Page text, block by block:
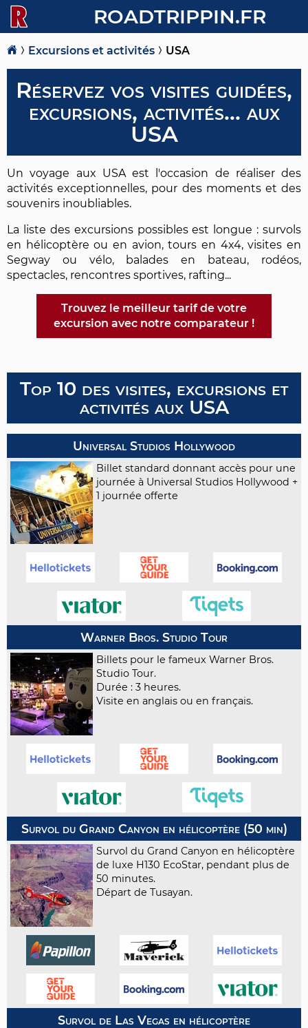
ROADTRIPPIN.FR
Excursions et activités USA
Réservez vos visites guidées,
excursions, activités... aux
USA
Un voyage aux USA est l'occasion de réaliser des
activités exceptionnelles, pour des moments et des
souvenirs inoubliables.
La liste des excursions possibles est longue : survols
en hélicoptère ou en avion, tours en 4x4, visites en
Segway ou vélo, balades en bateau, rodéos,
spectacles, rencontres sportives, rafting...
Trouvez le meilleur tarif de votre
excursion avec notre comparateur !
Top 10 des visites, excursions et
activités aux USA
Universal Studios Hollywood
Billet standard donnant accès pour une
journée à Universal Studios Hollywood +
1 journée offerte
Warner Bros. Studio Tour
Billets pour le fameux Warner Bros.
Studio Tour.
Durée : 3 heures.
Visite en anglais ou en français.
Survol du Grand Canyon en hélicoptère (50 min)
Survol du Grand Canyon en hélicoptère
de luxe H130 EcoStar, pendant plus de
50 minutes.
Départ de Tusayan.
Survol de Las Vegas en hélicoptère